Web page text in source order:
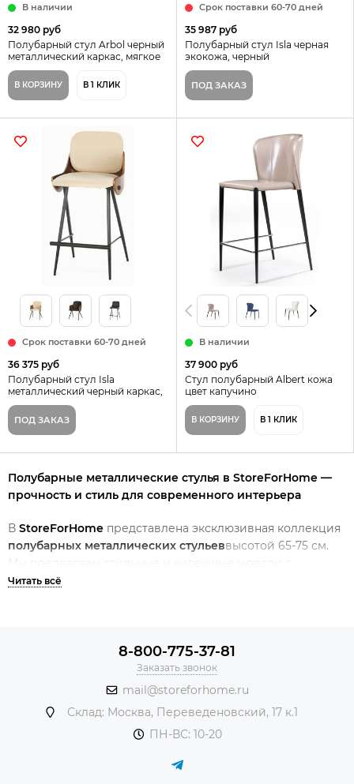
В наличии
32 980 руб
Полубарный стул Arbol черный
металлический каркас, мягкое
сиденье и спинка
В КОРЗИНУ В 1 КЛИК
Срок поставки 60-70 дней
35 987 руб
Полубарный стул Isla черная
экокожа, черный
металлический каркас
ПОД ЗАКАЗ
Срок поставки 60-70 дней
36 375 руб
Полубарный стул Isla
металлический черный каркас,
сиденье ткань и дерево
ПОД ЗАКАЗ
В наличии
37 900 руб
Стул полубарный Albert кожа
цвет капучино
В КОРЗИНУ В 1 КЛИК
Полубарные металлические стулья в StoreForHome —
прочность и стиль для современного интерьера
В StoreForHome представлена эксклюзивная коллекция
полубарных металлических стульеввысотой 65-75 см.
Мы предлагаем стильные и надежные модели с
каркасом из прочного металла по
- выдерживают нагрузку до 200 кг
Долговечность- срок службы 10+ лет
Современный дизайн - от хромированного хай-тека
8-800-775-37-81
Заказать звонок
mail@storeforhome.ru
Склад: Москва, Переведеновский, 17 к.1
ПН-ВС: 10-20